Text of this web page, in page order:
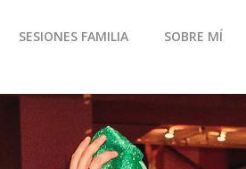
SESIONES FAMILIA SOBRE MÍ